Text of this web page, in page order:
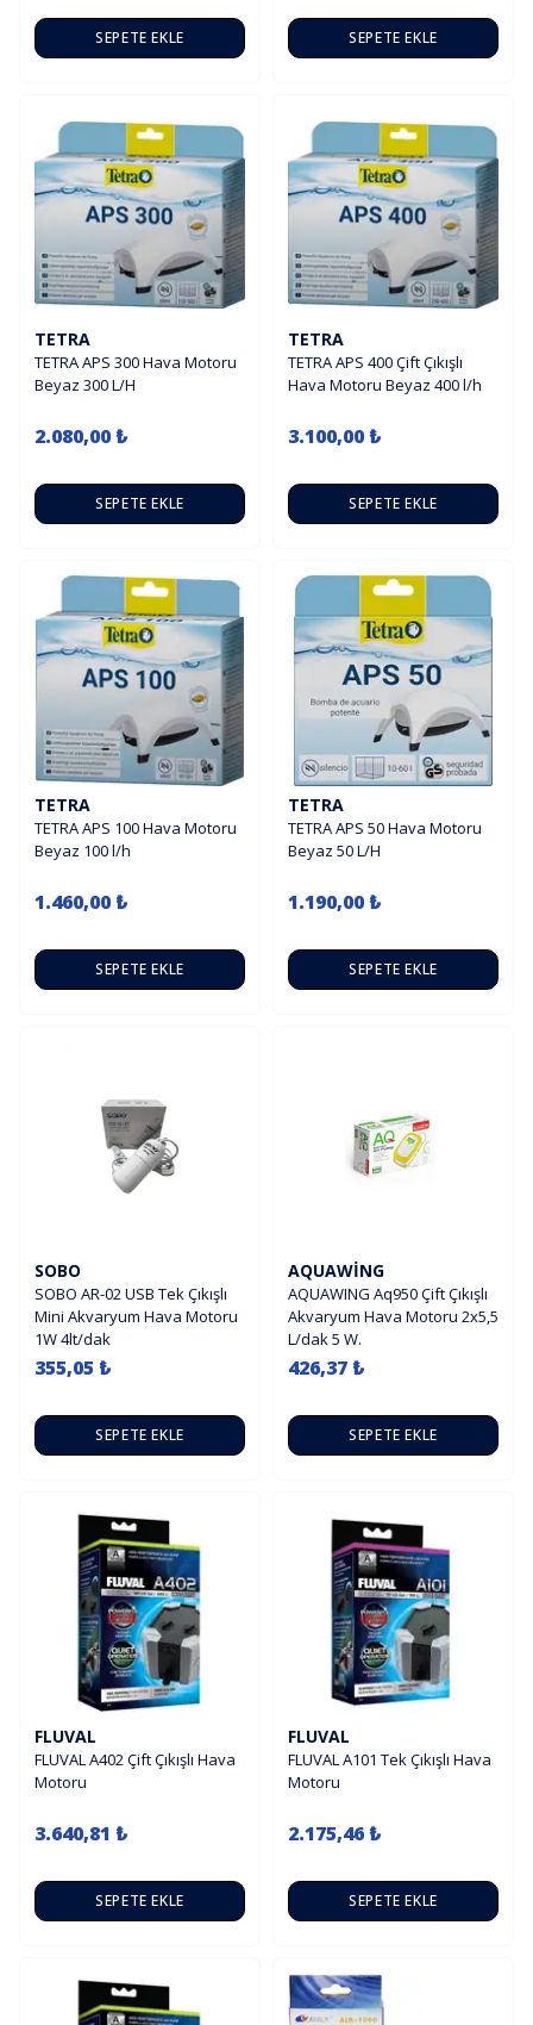
SEPETE EKLE SEPETE EKLE
TETRA
TETRA APS 300 Hava Motoru
Beyaz 300 L/H
2.080,00 ₺
SEPETE EKLE
TETRA
TETRA APS 400 Çift Çıkışlı
Hava Motoru Beyaz 400 l/h
3.100,00 ₺
SEPETE EKLE
TETRA
TETRA APS 100 Hava Motoru
Beyaz 100 l/h
1.460,00 ₺
SEPETE EKLE
TETRA
TETRA APS 50 Hava Motoru
Beyaz 50 L/H
1.190,00 ₺
SEPETE EKLE
SOBO
SOBO AR-02 USB Tek Çıkışlı
Mini Akvaryum Hava Motoru
1W 4lt/dak
355,05 ₺
SEPETE EKLE
AQUAWING
AQUAWING Aq950 Çift Çıkışlı
Akvaryum Hava Motoru 2x5,5
L/dak 5 W.
426,37 ₺
SEPETE EKLE
FLUVAL
FLUVAL A402 Çift Çıkışlı Hava
Motoru
3.640,81 ₺
SEPETE EKLE
FLUVAL
FLUVAL A101 Tek Çıkışlı Hava
Motoru
2.175,46 ₺
SEPETE EKLE